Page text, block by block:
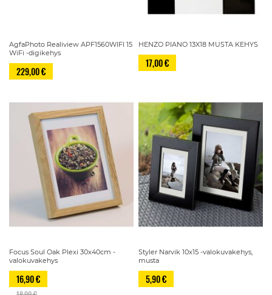
AgfaPhoto Realiview APF1560WIFI 15
WiFi -digikehys
229,00 €
HENZO PIANO 13X18 MUSTA KEHYS
17,00 €
Focus Soul Oak Plexi 30x40cm -
valokuvakehys
16,90 €
Styler Narvik 10x15 -valokuvakehys,
musta
5,90 €